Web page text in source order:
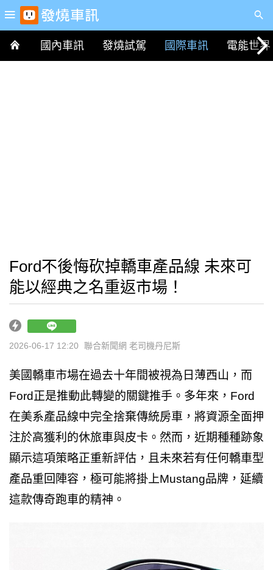
國內車訊 發燒試駕 國際車訊 電能世界
Ford不後悔砍掉轎車產品線 未來可
能以經典之名重返市場！
2026-06-17 12:20 聯合新聞網 老司機丹尼斯
美國轎車市場在過去十年間被視為日薄西山，而
Ford正是推動此轉變的關鍵推手。多年來，Ford
在美系產品線中完全捨棄傳統房車，將資源全面押
注於高獲利的休旅車與皮卡。然而，近期種種跡象
顯示這項策略正重新評估，且未來若有任何轎車型
產品重回陣容，極可能將掛上Mustang品牌，延續
這款傳奇跑車的精神。